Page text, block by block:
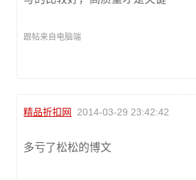
跟帖来自电脑端
精品折扣网 2014-03-29 23:42:42
多亏了松松的博文